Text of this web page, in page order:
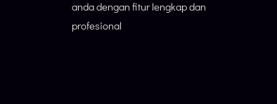
anda dengan fitur lengkap dan
profesional